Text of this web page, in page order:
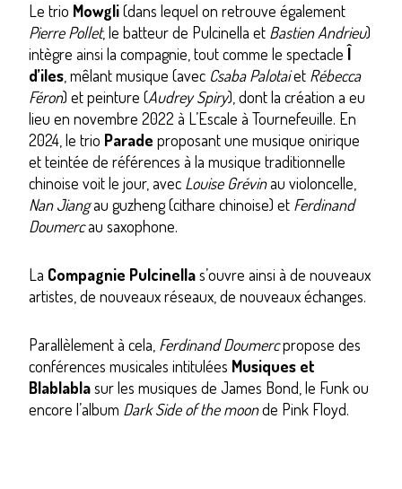
Le trio Mowgli(dans lequel on retrouve également
Pierre Pollet, le batteur de Pulcinella et Bastien Andrieu)
intègre ainsi la compagnie, tout comme le spectacle Î
d’iles , mêlant musique (avec Csaba Palotaiet Rébecca
Féron) et peinture (Audrey Spiry), dont la création a eu
lieu en novembre 2022 à L’Escale à Tournefeuille. En
2024, le trio Parade proposant une musique onirique
et teintée de références à la musique traditionnelle
chinoise voit le jour, avec Louise Grévinau violoncelle,
Nan Jiangau guzheng (cithare chinoise) et Ferdinand
Doumercau saxophone.
La Compagnie Pulcinellas’ouvre ainsi à de nouveaux
artistes, de nouveaux réseaux, de nouveaux échanges.
Parallèlement à cela, Ferdinand Doumercpropose des
conférences musicales intitulées Musiques et
Blablablasur les musiques de James Bond, le Funk ou
encore l’album Dark Side of the moonde Pink Floyd.